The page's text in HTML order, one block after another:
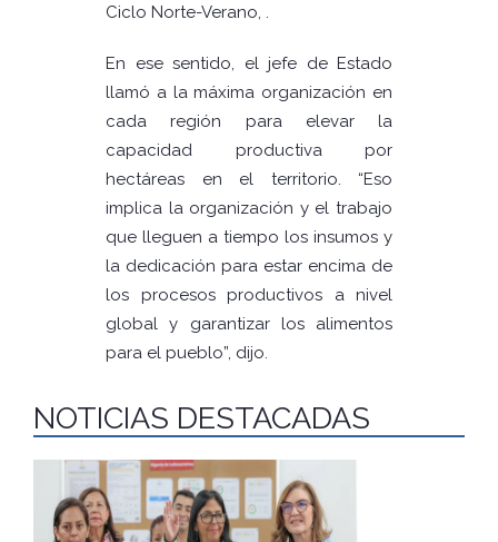
Ciclo Norte-Verano, .
En ese sentido, el jefe de Estado
llamó a la máxima organización en
cada región para elevar la
capacidad productiva por
hectáreas en el territorio. “Eso
implica la organización y el trabajo
que lleguen a tiempo los insumos y
la dedicación para estar encima de
los procesos productivos a nivel
global y garantizar los alimentos
para el pueblo”, dijo.
NOTICIAS DESTACADAS